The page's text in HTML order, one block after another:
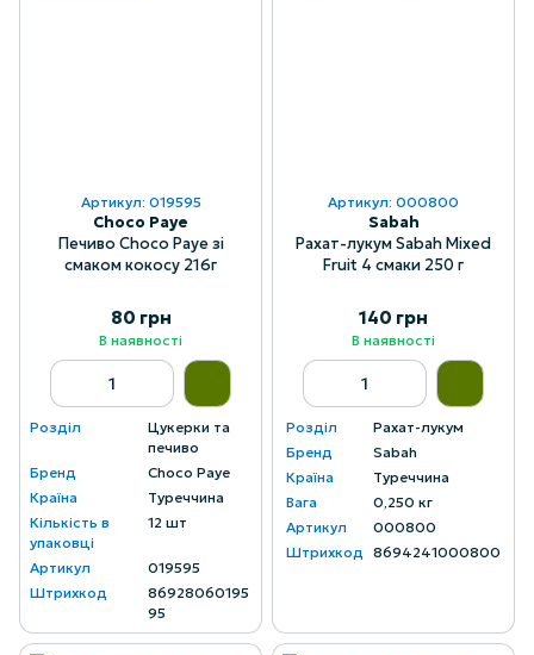
Артикул: 019595
Choco Paye
Печиво Choco Paye зі
смаком кокосу 216г
80 грн
В наявності
Розділ
Цукерки та
печиво
Бренд
Choco Paye
Країна
Туреччина
Кількість в
упаковці
12 шт
Артикул
019595
Штрихкод
86928060195
95
Артикул: 000800
Sabah
Рахат-лукум Sabah Mixed
Fruit 4 смаки 250 г
140 грн
В наявності
Розділ
Рахат-лукум
Бренд
Sabah
Країна
Туреччина
Вага
0,250 кг
Артикул
000800
Штрихкод 8694241000800